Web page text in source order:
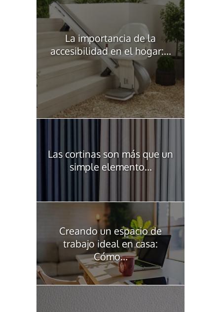
La importancia de la
accesibilidad en el hogar:...
Las cortinas son más que un
simple elemento...
Creando un espacio de
trabajo ideal en casa:
Cómo...